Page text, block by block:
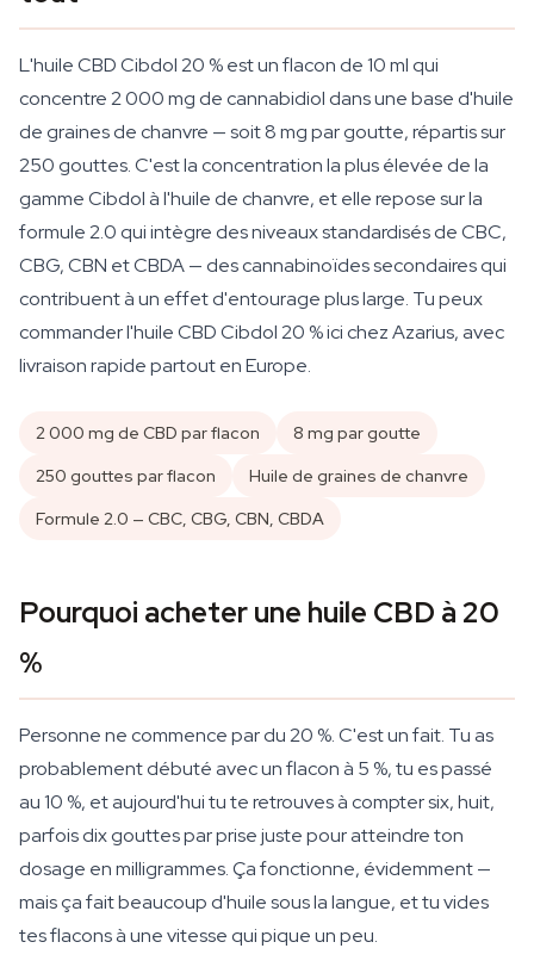
L'huile CBD Cibdol 20 % est un flacon de 10 ml qui
concentre 2 000 mg de cannabidiol dans une base d'huile
de graines de chanvre — soit 8 mg par goutte, répartis sur
250 gouttes. C'est la concentration la plus élevée de la
gamme Cibdol à l'huile de chanvre, et elle repose sur la
formule 2.0 qui intègre des niveaux standardisés de CBC,
CBG, CBN et CBDA — des cannabinoïdes secondaires qui
contribuent à un effet d'entourage plus large. Tu peux
commander l'huile CBD Cibdol 20 % ici chez Azarius, avec
livraison rapide partout en Europe.
2 000 mg de CBD par flacon
8 mg par goutte
250 gouttes par flacon
Huile de graines de chanvre
Formule 2.0 — CBC, CBG, CBN, CBDA
Pourquoi acheter une huile CBD à 20
%
Personne ne commence par du 20 %. C'est un fait. Tu as
probablement débuté avec un flacon à 5 %, tu es passé
au 10 %, et aujourd'hui tu te retrouves à compter six, huit,
parfois dix gouttes par prise juste pour atteindre ton
dosage en milligrammes. Ça fonctionne, évidemment —
mais ça fait beaucoup d'huile sous la langue, et tu vides
tes flacons à une vitesse qui pique un peu.